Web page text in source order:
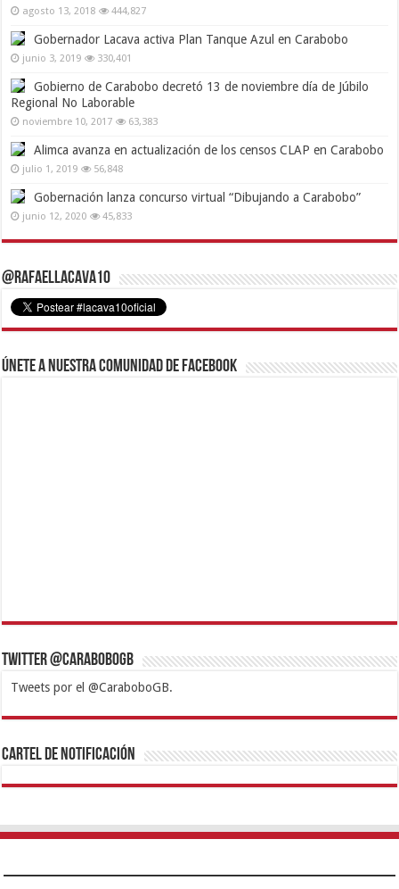
agosto 13, 2018 444,827
Gobernador Lacava activa Plan Tanque Azul en Carabobo
junio 3, 2019 330,401
Gobierno de Carabobo decretó 13 de noviembre día de Júbilo
Regional No Laborable
noviembre 10, 2017 63,383
Alimca avanza en actualización de los censos CLAP en Carabobo
julio 1, 2019 56,848
Gobernación lanza concurso virtual “Dibujando a Carabobo”
junio 12, 2020 45,833
@RafaelLacava10
Únete a nuestra comunidad de Facebook
Twitter @CaraboboGB
Tweets por el @CaraboboGB.
1xbetBetturkeyBetistKralbetSupertotobetTipobetMatadorbetMariobet
https://mvbcasino.com/
Cartel de Notificación